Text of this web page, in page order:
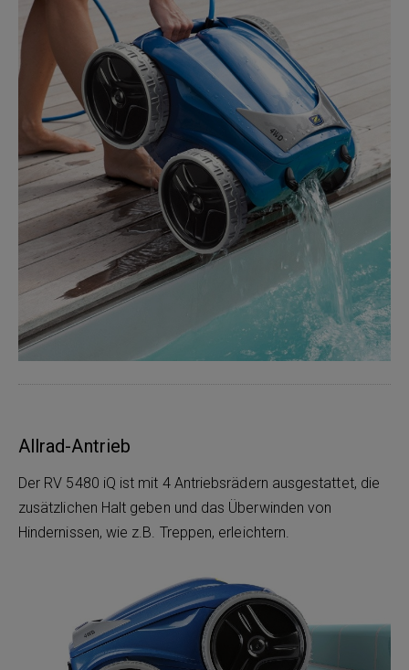
Allrad-Antrieb
Der RV 5480 iQ ist mit 4 Antriebsrädern ausgestattet, die
zusätzlichen Halt geben und das Überwinden von
Hindernissen, wie z.B. Treppen, erleichtern.